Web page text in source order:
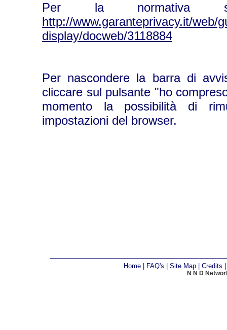
Per la normativa
http://www.garanteprivacy.it/web/
display/docweb/3118884
Per nascondere la barra di
cliccare sul pulsante "ho
momento la possibilità di
impostazioni del browser.
Home| FAQ's Site Map| Credits
N N D